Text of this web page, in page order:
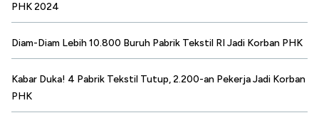
PHK 2024
Diam-Diam Lebih 10.800 Buruh Pabrik Tekstil RI Jadi Korban PHK
Kabar Duka! 4 Pabrik Tekstil Tutup, 2.200-an Pekerja Jadi Korban
PHK